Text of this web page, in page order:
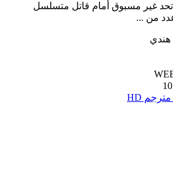
غير مسبوق أمام قاتل متسلسل
من ...
هندي